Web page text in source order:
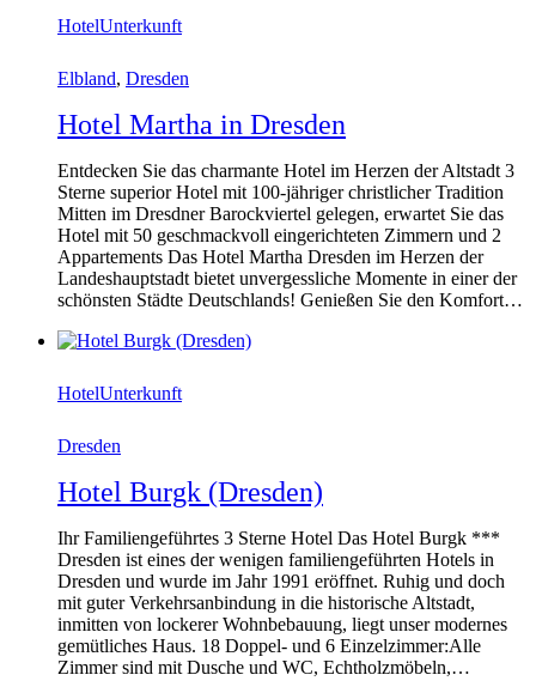
HotelUnterkunft
Elbland, Dresden
Hotel Martha in Dresden
Entdecken Sie das charmante Hotel im Herzen der Altstadt 3
Sterne superior Hotel mit 100-jähriger christlicher Tradition
Mitten im Dresdner Barockviertel gelegen, erwartet Sie das
Hotel mit 50 geschmackvoll eingerichteten Zimmern und 2
Appartements Das Hotel Martha Dresden im Herzen der
Landeshauptstadt bietet unvergessliche Momente in einer der
schönsten Städte Deutschlands! Genießen Sie den Komfort…
HotelUnterkunft
Dresden
Hotel Burgk (Dresden)
Ihr Familiengeführtes 3 Sterne Hotel Das Hotel Burgk ***
Dresden ist eines der wenigen familiengeführten Hotels in
Dresden und wurde im Jahr 1991 eröffnet. Ruhig und doch
mit guter Verkehrsanbindung in die historische Altstadt,
inmitten von lockerer Wohnbebauung, liegt unser modernes
gemütliches Haus. 18 Doppel- und 6 Einzelzimmer:Alle
Zimmer sind mit Dusche und WC, Echtholzmöbeln,…